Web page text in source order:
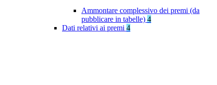
Ammontare complessivo dei premi (da
pubblicare in tabelle) 4
Dati relativi ai premi 4